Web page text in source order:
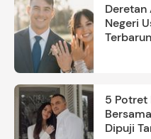
Deretan
Negeri
5 Potret
Dipuji